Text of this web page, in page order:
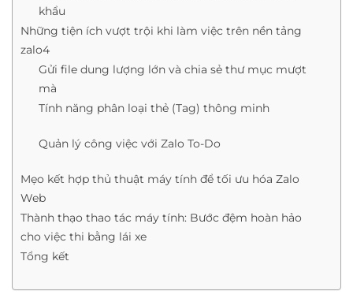
khẩu
Những tiện ích vượt trội khi làm việc trên nền tảng
zalo4
Gửi file dung lượng lớn và chia sẻ thư mục mượt
mà
Tính năng phân loại thẻ (Tag) thông minh
Quản lý công việc với Zalo To-Do
Mẹo kết hợp thủ thuật máy tính để tối ưu hóa Zalo
Web
Thành thạo thao tác máy tính: Bước đệm hoàn hảo
cho việc thi bằng lái xe
Tổng kết